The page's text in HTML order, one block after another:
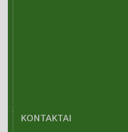
KONTAKTAI